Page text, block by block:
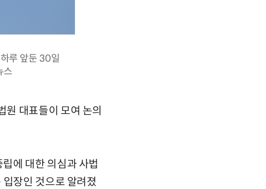
루 앞둔 30일
스
대표들이 모여 논의
에 대한 의심과 사법
장인 것으로 알려졌